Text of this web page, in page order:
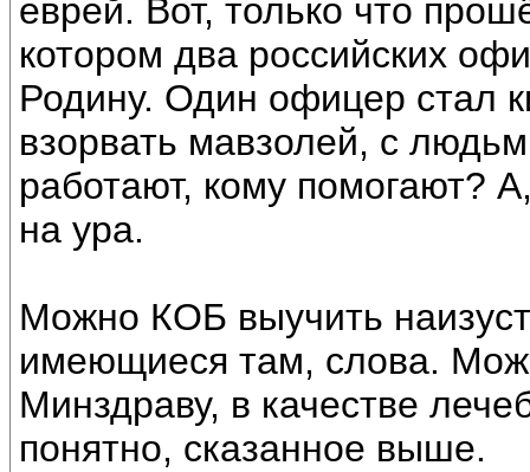
еврей. Вот, только что
котором два российских
Родину. Один офицер стал
взорвать мавзолей, с
работают, кому помогают?
на ура.
Можно КОБ выучить
имеющиеся там, слова.
Минздраву, в качестве
понятно, сказанное выше.